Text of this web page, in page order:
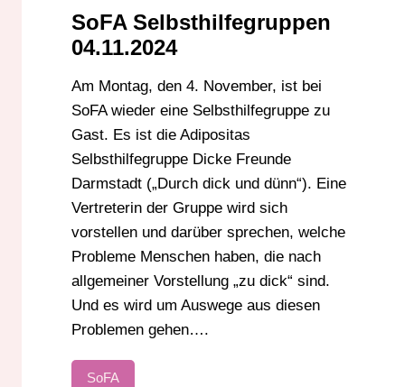
SoFA Selbsthilfegruppen
04.11.2024
Am Montag, den 4. November, ist bei
SoFA wieder eine Selbsthilfegruppe zu
Gast. Es ist die Adipositas
Selbsthilfegruppe Dicke Freunde
Darmstadt („Durch dick und dünn“). Eine
Vertreterin der Gruppe wird sich
vorstellen und darüber sprechen, welche
Probleme Menschen haben, die nach
allgemeiner Vorstellung „zu dick“ sind.
Und es wird um Auswege aus diesen
Problemen gehen….
SoFA